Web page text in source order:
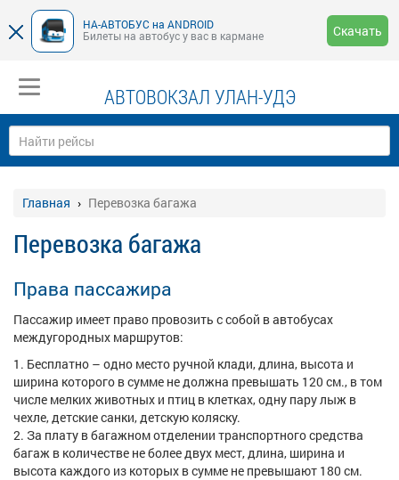
НА-АВТОБУС на ANDROID
Билеты на автобус у вас в кармане
Скачать
АВТОВОКЗАЛ УЛАН-УДЭ
Главная Перевозка багажа
Перевозка багажа
Права пассажира
Пассажир имеет право провозить с собой в автобусах
междугородных маршрутов:
Бесплатно – одно место ручной клади, длина, высота и
ширина которого в сумме не должна превышать 120 см., в том
числе мелких животных и птиц в клетках, одну пару лыж в
чехле, детские санки, детскую коляску.
За плату в багажном отделении транспортного средства
багаж в количестве не более двух мест, длина, ширина и
высота каждого из которых в сумме не превышают 180 см.